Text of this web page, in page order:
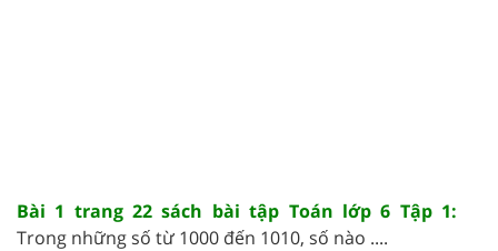
Bài 1 trang 22 sách bài tập Toán lớp 6 Tập 1:
Trong những số từ 1000 đến 1010, số nào ....